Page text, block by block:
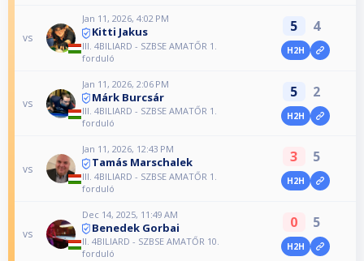
vs
Jan 11, 2026, 4:02 PM
Kitti Jakus
III. 4BILIARD - SZBSE AMATŐR 1.
forduló
5 4
H2H
vs
Jan 11, 2026, 2:06 PM
Márk Burcsár
III. 4BILIARD - SZBSE AMATŐR 1.
forduló
5 2
H2H
vs
Jan 11, 2026, 12:43 PM
Tamás Marschalek
III. 4BILIARD - SZBSE AMATŐR 1.
forduló
3 5
H2H
vs
Dec 14, 2025, 11:49 AM
Benedek Gorbai
II. 4BILIARD - SZBSE AMATŐR 10.
forduló
0 5
H2H